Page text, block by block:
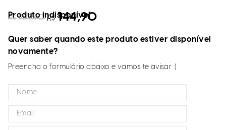
R$ 289,90 R$ 144,90
Produto indisponível
Quer saber quando este produto estiver disponível
novamente?
Preencha o formulário abaixo e vamos te avisar :)